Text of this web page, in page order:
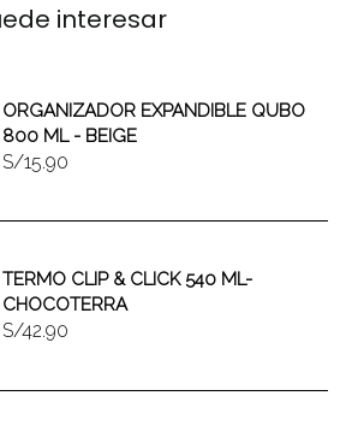
interesar
ORGANIZADOR EXPANDIBLE QUBO
800 ML - BEIGE
S/15.90
TERMO CLIP & CLICK 540 ML-
CHOCOTERRA
S/42.90